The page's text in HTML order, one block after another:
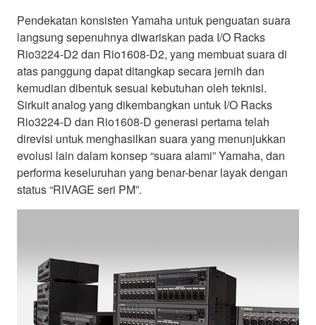
Pendekatan konsisten Yamaha untuk penguatan suara
langsung sepenuhnya diwariskan pada I/O Racks
Rio3224-D2 dan Rio1608-D2, yang membuat suara di
atas panggung dapat ditangkap secara jernih dan
kemudian dibentuk sesuai kebutuhan oleh teknisi.
Sirkuit analog yang dikembangkan untuk I/O Racks
Rio3224-D dan Rio1608-D generasi pertama telah
direvisi untuk menghasilkan suara yang menunjukkan
evolusi lain dalam konsep “suara alami” Yamaha, dan
performa keseluruhan yang benar-benar layak dengan
status “RIVAGE seri PM”.